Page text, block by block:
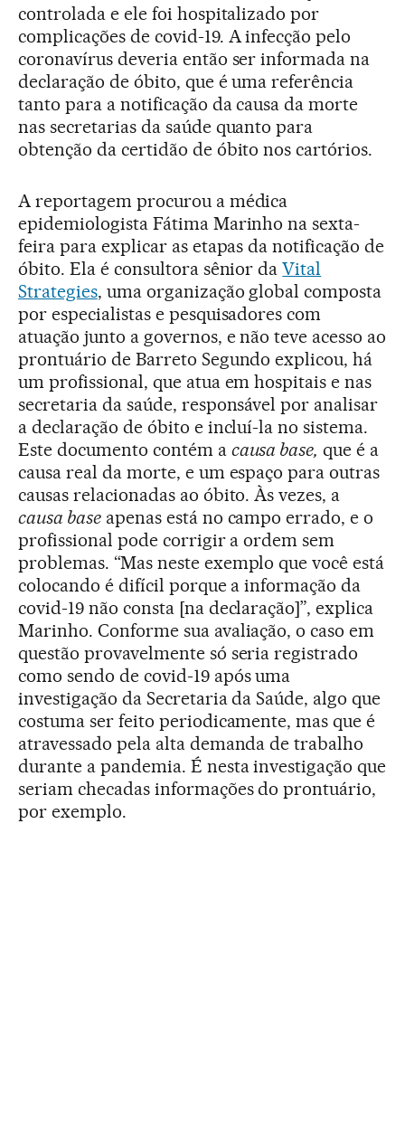
controlada e ele foi hospitalizado por
complicações de covid-19. A infecção pelo
coronavírus deveria então ser informada na
declaração de óbito, que é uma referência
tanto para a notificação da causa da morte
nas secretarias da saúde quanto para
obtenção da certidão de óbito nos cartórios.
A reportagem procurou a médica
epidemiologista Fátima Marinho na sexta-
feira para explicar as etapas da notificação de
óbito. Ela é consultora sênior daVital
Strategies, uma organização global composta
por especialistas e pesquisadores com
atuação junto a governos, e não teve acesso ao
prontuário de Barreto Segundo explicou, há
um profissional, que atua em hospitais e nas
secretaria da saúde, responsável por analisar
a declaração de óbito e incluí-la no sistema.
Este documento contém a causa base, que é a
causa real da morte, e um espaço para outras
causas relacionadas ao óbito. Às vezes, a
causa baseapenas está no campo errado, e o
profissional pode corrigir a ordem sem
problemas. “Mas neste exemplo que você está
colocando é difícil porque a informação da
covid-19 não consta [na declaração]”, explica
Marinho. Conforme sua avaliação, o caso em
questão provavelmente só seria registrado
como sendo de covid-19 após uma
investigação da Secretaria da Saúde, algo que
costuma ser feito periodicamente, mas que é
atravessado pela alta demanda de trabalho
durante a pandemia. É nesta investigação que
seriam checadas informações do prontuário,
por exemplo.